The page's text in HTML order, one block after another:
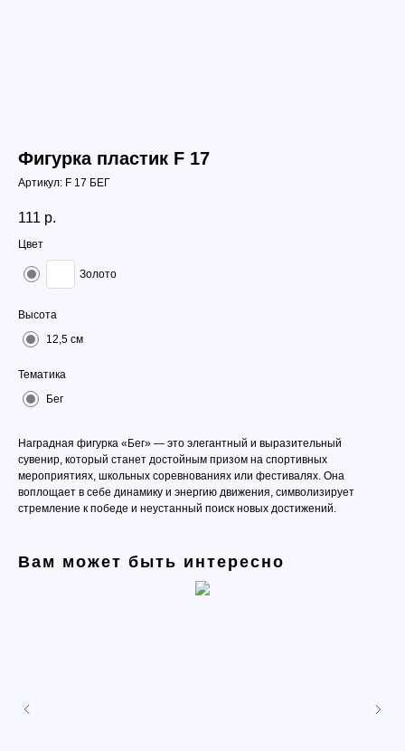
Фигурка пластик F 17
Артикул: F 17 БЕГ
111 р.
Цвет
Золото
Высота
12,5 см
Тематика
Бег
Наградная фигурка «Бег» — это элегантный и выразительный
сувенир, который станет достойным призом на спортивных
мероприятиях, школьных соревнованиях или фестивалях. Она
воплощает в себе динамику и энергию движения, символизирует
стремление к победе и неустанный поиск новых достижений.
Вам может быть интересно